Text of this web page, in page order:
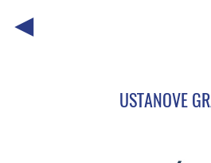
USTANOVE